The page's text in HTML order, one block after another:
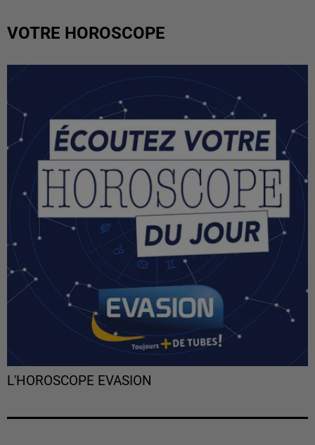
VOTRE HOROSCOPE
L'HOROSCOPE EVASION